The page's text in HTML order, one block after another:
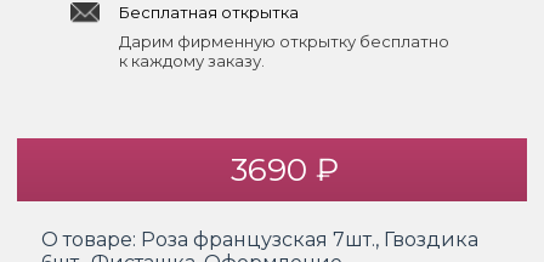
Бесплатная открытка
Дарим фирменную открытку бесплатно
к каждому заказу.
3690 ₽
О товаре: Роза французская 7шт., Гвоздика